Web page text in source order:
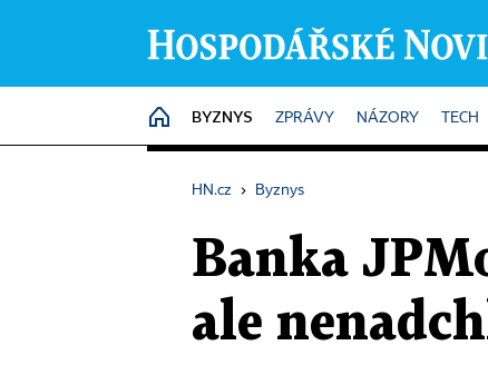
HOME
BYZNYS ZPRÁVY NÁZORY TECH
HN.cz › Byznys
Banka
ale